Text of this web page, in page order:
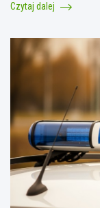
Czytaj dalej